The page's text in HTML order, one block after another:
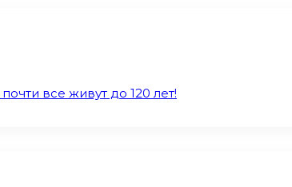
все живут до 120 лет!